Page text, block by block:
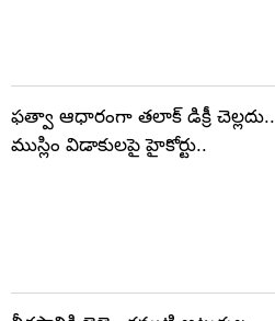
ఫత్వా ఆధారంగా తలాక్ డిక్రీ చెల్లదు..
ముస్లిం విడాకులపై హైకోర్టు..